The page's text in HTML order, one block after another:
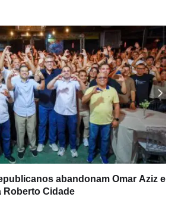
abandonam Omar Aziz e
Roberto Cidade